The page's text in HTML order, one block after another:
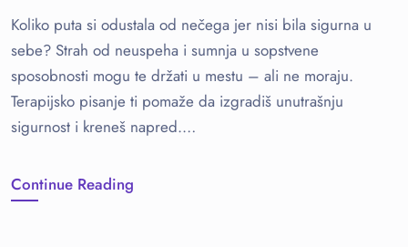
Koliko puta si odustala od nečega jer nisi bila sigurna u
sebe? Strah od neuspeha i sumnja u sopstvene
sposobnosti mogu te držati u mestu – ali ne moraju.
Terapijsko pisanje ti pomaže da izgradiš unutrašnju
sigurnost i kreneš napred.…
Continue Reading